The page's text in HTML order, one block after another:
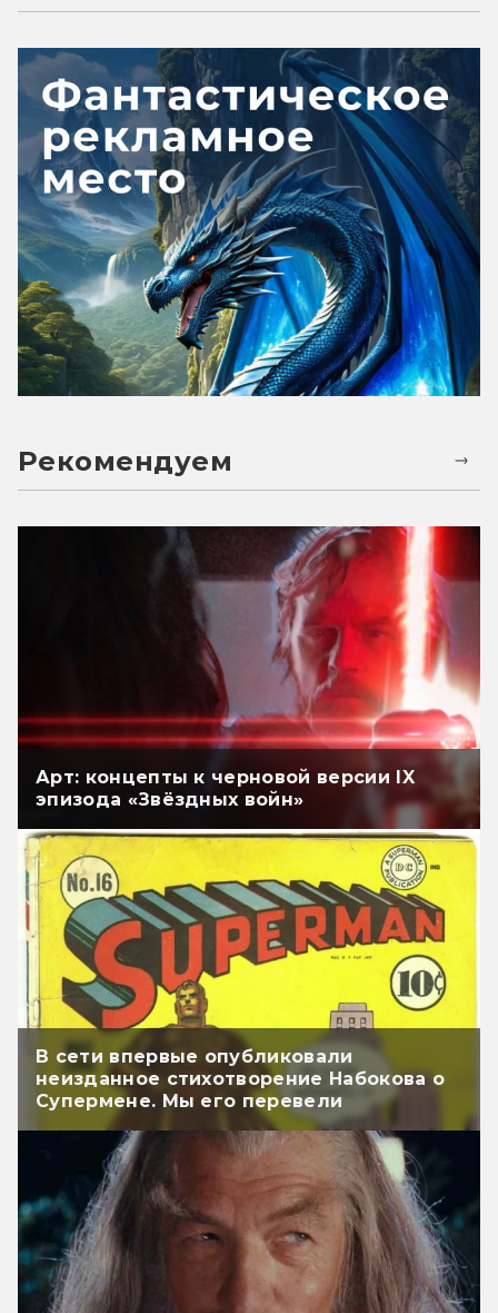
Рекомендуем
Арт: концепты к черновой версии IX
эпизода «Звёздных войн»
В сети впервые опубликовали
неизданное стихотворение Набокова о
Супермене. Мы его перевели